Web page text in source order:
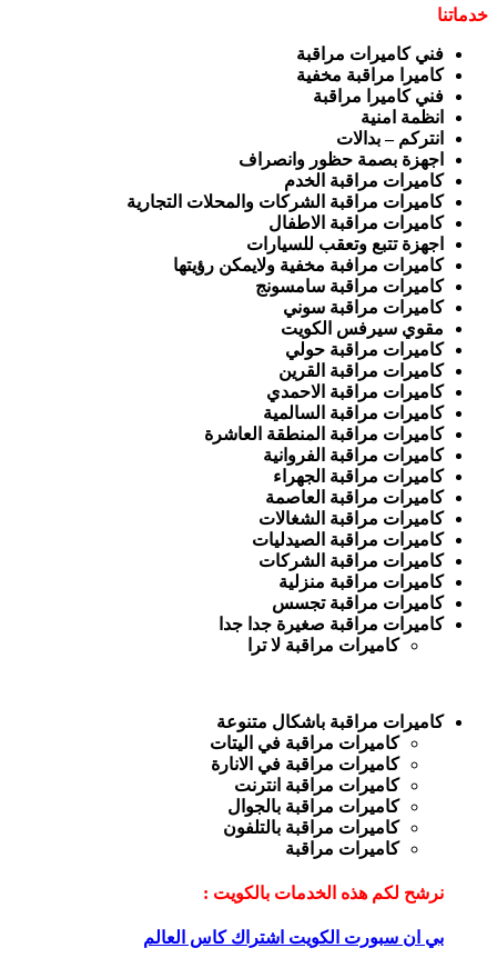
خدماتنا
فني كاميرات مراقبة
كاميرا مراقبة مخفية
فني كاميرا مراقبة
انظمة امنية
انتركم – بدالات
اجهزة بصمة حظور وانصراف
كاميرات مراقبة الخدم
كاميرات مراقبة الشركات والمحلات التجارية
كاميرات مراقبة الاطفال
اجهزة تتبع وتعقب للسيارات
كاميرات مرافبة مخفية ولايمكن رؤيتها
كاميرات مراقبة سامسونج
كاميرات مراقبة سوني
مقوي سيرفس الكويت
كاميرات مراقبة حولي
كاميرات مراقبة القرين
كاميرات مراقبة الاحمدي
كاميرات مراقبة السالمية
كاميرات مراقبة المنطقة العاشرة
كاميرات مراقبة الفروانية
كاميرات مراقبة الجهراء
كاميرات مراقبة العاصمة
كاميرات مراقبة الشغالات
كاميرات مراقبة الصيدليات
كاميرات مراقبة الشركات
كاميرات مراقبة منزلية
كاميرات مراقبة تجسس
كاميرات مراقبة صغيرة جدا جدا
كاميرات مراقبة لا ترا
كاميرات مراقبة باشكال متنوعة
كاميرات مراقبة في اليتات
كاميرات مراقبة في الانارة
كاميرات مراقبة انترنت
كاميرات مراقبة بالجوال
كاميرات مراقبة بالتلفون
كاميرات مراقبة
نرشح لكم هذه الخدمات بالكويت :
بي ان سبورت الكويت اشتراك كاس العالم